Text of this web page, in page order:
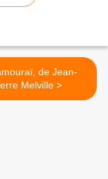
de Jean-
Pierre Melville >